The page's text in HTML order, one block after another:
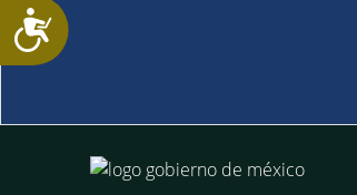
Accesibilidad